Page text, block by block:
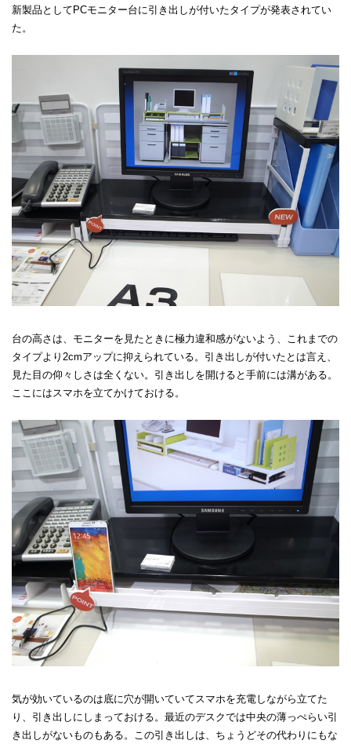
新製品としてPCモニター台に引き出しが付いたタイプが発表されてい
た。
台の高さは、モニターを見たときに極力違和感がないよう、これまでの
タイプより2cmアップに抑えられている。引き出しが付いたとは言え、
見た目の仰々しさは全くない。引き出しを開けると手前には溝がある。
ここにはスマホを立てかけておける。
気が効いているのは底に穴が開いていてスマホを充電しながら立てた
り、引き出しにしまっておける。最近のデスクでは中央の薄っぺらい引
き出しがないものもある。この引き出しは、ちょうどその代わりにもな